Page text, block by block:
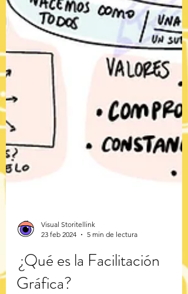
Visual Storitellink
23 feb 2024
5 min de lectura